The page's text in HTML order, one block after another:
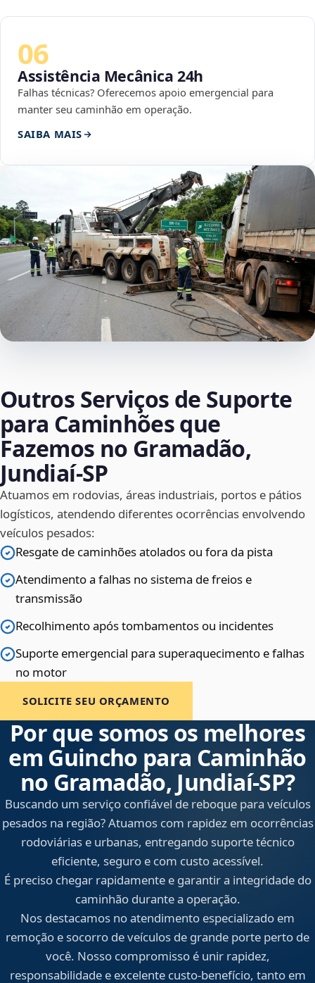
06
Assistência Mecânica 24h
Falhas técnicas? Oferecemos apoio emergencial para
manter seu caminhão em operação.
SAIBA MAIS
Outros Serviços de Suporte
para Caminhões que
Fazemos no Gramadão,
Jundiaí‑SP
Atuamos em rodovias, áreas industriais, portos e pátios
logísticos, atendendo diferentes ocorrências envolvendo
veículos pesados:
Resgate de caminhões atolados ou fora da pista
Atendimento a falhas no sistema de freios e
transmissão
Recolhimento após tombamentos ou incidentes
Suporte emergencial para superaquecimento e falhas
no motor
SOLICITE SEU ORÇAMENTO
Por que somos os melhores
em Guincho para Caminhão
no Gramadão, Jundiaí‑SP?
Buscando um serviço confiável de reboque para veículos
pesados na região? Atuamos com rapidez em ocorrências
rodoviárias e urbanas, entregando suporte técnico
eficiente, seguro e com custo acessível.
É preciso chegar rapidamente e garantir a integridade do
caminhão durante a operação.
Nos destacamos no atendimento especializado em
remoção e socorro de veículos de grande porte perto de
você. Nosso compromisso é unir rapidez,
responsabilidade e excelente custo-benefício, tanto em